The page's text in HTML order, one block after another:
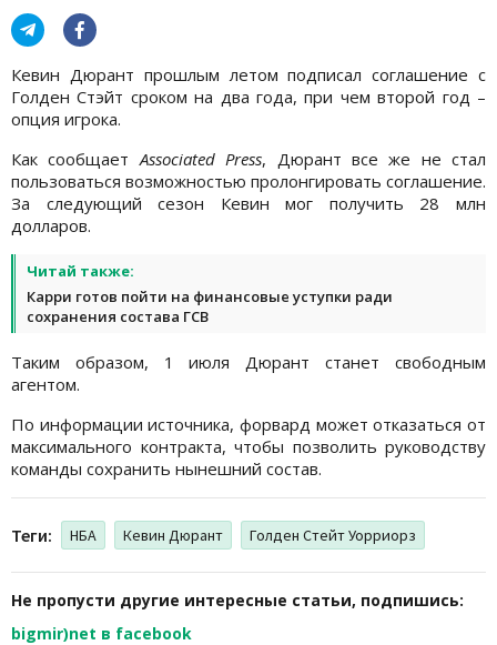
Кевин Дюрант прошлым летом подписал соглашение с
Голден Стэйт сроком на два года, при чем второй год –
опция игрока.
Как сообщает Associated Press, Дюрант все же не стал
пользоваться возможностью пролонгировать соглашение.
За следующий сезон Кевин мог получить 28 млн
долларов.
Читай также:
Карри готов пойти на финансовые уступки ради
сохранения состава ГСВ
Таким образом, 1 июля Дюрант станет свободным
агентом.
По информации источника, форвард может отказаться от
максимального контракта, чтобы позволить руководству
команды сохранить нынешний состав.
Теги: НБА Кевин Дюрант Голден Стейт Уорриорз
Не пропусти другие интересные статьи, подпишись:
bigmir)net в facebook